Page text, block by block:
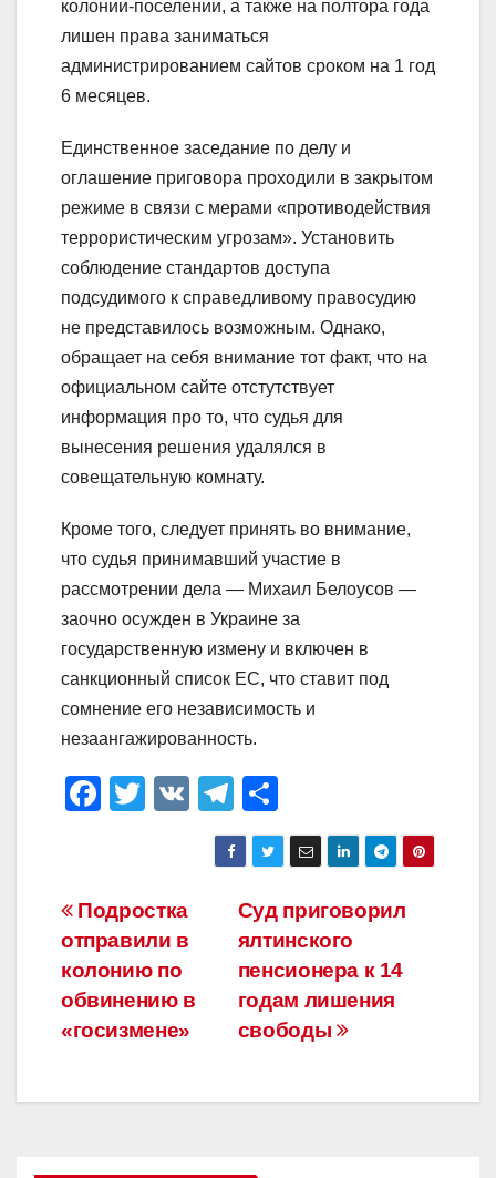
колонии-поселении, а также на полтора года
лишен права заниматься
администрированием сайтов сроком на 1 год
6 месяцев.
Единственное заседание по делу и
оглашение приговора проходили в закрытом
режиме в связи с мерами «противодействия
террористическим угрозам». Установить
соблюдение стандартов доступа
подсудимого к справедливому правосудию
не представилось возможным. Однако,
обращает на себя внимание тот факт, что на
официальном сайте отстутствует
информация про то, что судья для
вынесения решения удалялся в
совещательную комнату.
Кроме того, следует принять во внимание,
что судья принимавший участие в
рассмотрении дела — Михаил Белоусов —
заочно осужден в Украине за
государственную измену и включен в
санкционный список ЕС, что ставит под
сомнение его независимость и
незаангажированность.
F
e
b
o
o
k
T
er
V
T
el
e
gr
a
m
тп
р
а
в
и
ть
Навигация
по
записям
Суд приговорил
ялтинского
пенсионера к 14
годам лишения
свободы
Подростка
отправили в
колонию по
обвинению в
«госизмене»